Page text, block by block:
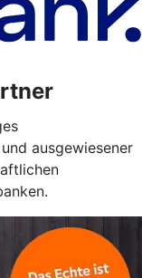
ausgewiesener